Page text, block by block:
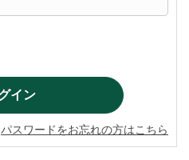
パスワードをお忘れの方はこちら